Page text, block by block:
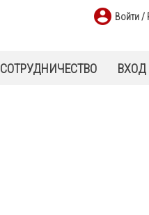
Войти /
СОТРУДНИЧЕСТВО